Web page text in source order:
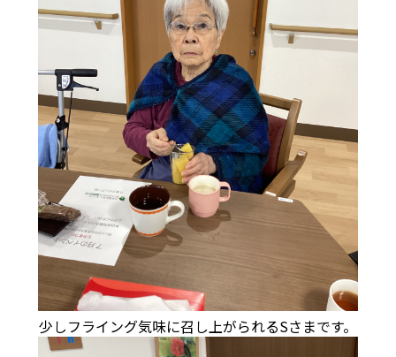
少しフライング気味に召し上がられるSさまです。